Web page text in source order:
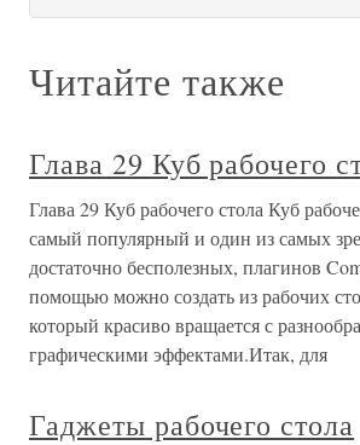
Читайте также
Глава 29 Куб рабочего
Глава 29 Куб рабочего стола Куб
самый популярный и один из самых
достаточно бесполезных, плагинов
помощью можно создать из рабочих
который красиво вращается с
графическими эффектами.Итак, для
Гаджеты рабочего стола